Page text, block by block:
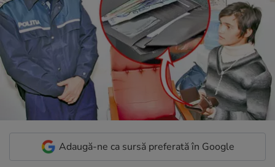
Adaugă-ne ca sursă preferată în Google